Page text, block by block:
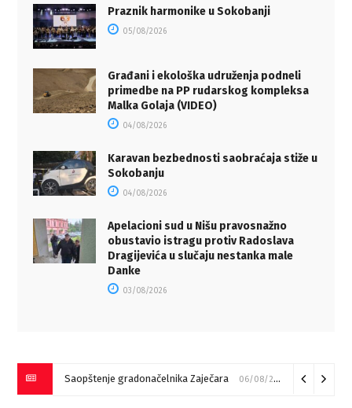
Praznik harmonike u Sokobanji
05/08/2026
Građani i ekološka udruženja podneli
primedbe na PP rudarskog kompleksa
Malka Golaja (VIDEO)
04/08/2026
Karavan bezbednosti saobraćaja stiže u
Sokobanju
04/08/2026
Apelacioni sud u Nišu pravosnažno
obustavio istragu protiv Radoslava
Dragijevića u slučaju nestanka male
Danke
03/08/2026
Saopštenje gradonačelnika Zaječara 06/08/2026